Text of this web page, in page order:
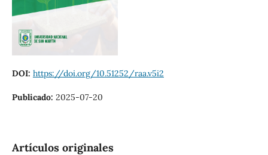
DOI: https://doi.org/10.51252/raa.v5i2
Publicado: 2025-07-20
Artículos originales